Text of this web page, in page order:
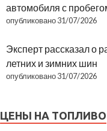
автомобиля с
опубликовано 31/07/2026
Эксперт рассказал о
летних и зимних шин
опубликовано 31/07/2026
ЦЕНЫ НА ТОПЛИВО